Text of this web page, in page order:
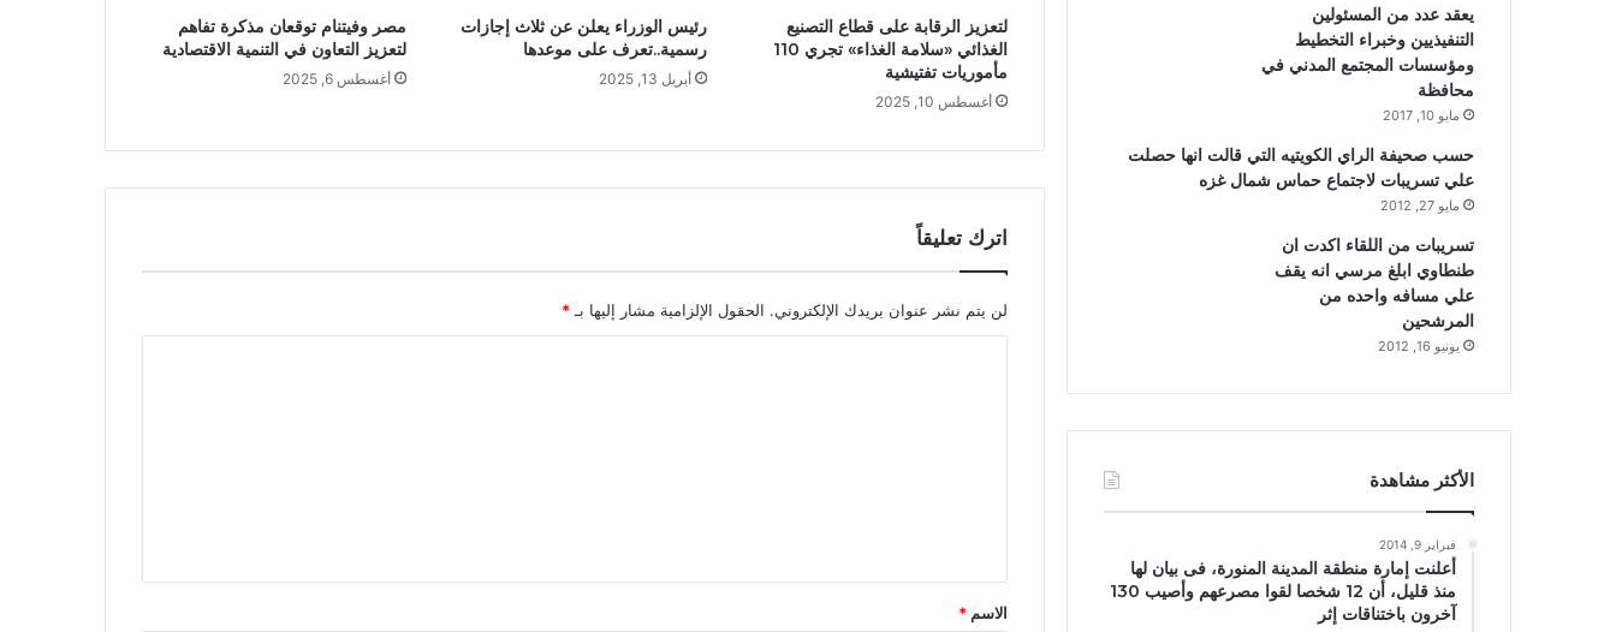
لتعزيز الرقابة على قطاع التصنيع
الغذائي «سلامة الغذاء» تجري 110
مأموريات تفتيشية
أغسطس 10, 2025
رئيس الوزراء يعلن عن ثلاث إجازات
رسمية..تعرف على موعدها
أبريل 13, 2025
مصر وفيتنام توقعان مذكرة تفاهم
لتعزيز التعاون في التنمية الاقتصادية
أغسطس 6, 2025
اترك تعليقاً
لن يتم نشر عنوان بريدك الإلكتروني. الحقول الإلزامية مشار إليها بـ *
*
الاسم *
يعقد عدد من المسئولين
التنفيذيين وخبراء التخطيط
ومؤسسات المجتمع المدني في
محافظة
مايو 10, 2017
حسب صحيفة الراي الكويتيه التي قالت انها حصلت
علي تسريبات لاجتماع حماس شمال غزه
مايو 27, 2012
تسريبات من اللقاء اكدت ان
طنطاوي ابلغ مرسي انه يقف
علي مسافه واحده من
المرشحين
يونيو 16, 2012
الأكثر مشاهدة
فبراير 9, 2014
أعلنت إمارة منطقة المدينة المنورة، فى بيان لها
منذ قليل، أن 12 شخصا لقوا مصرعهم وأصيب 130
آخرون باختناقات إثر